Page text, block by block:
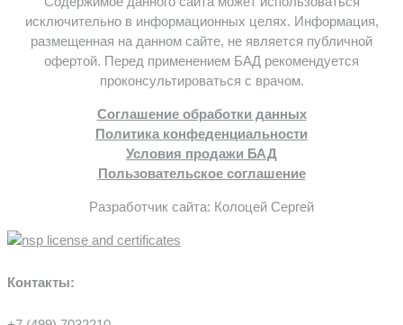
исключительно в информационных целях. Информация,
размещенная на данном сайте, не является публичной
офертой. Перед применением БАД рекомендуется
проконсультироваться с врачом.
Соглашение обработки данных
Политика конфеденциальности
Условия продажи БАД
Пользовательское соглашение
Разработчик сайта: Колоцей Сергей
Контакты: